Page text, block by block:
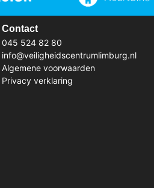
Contact
045 524 82 80
info@veiligheidscentrumlimburg.nl
Algemene voorwaarden
Privacy verklaring